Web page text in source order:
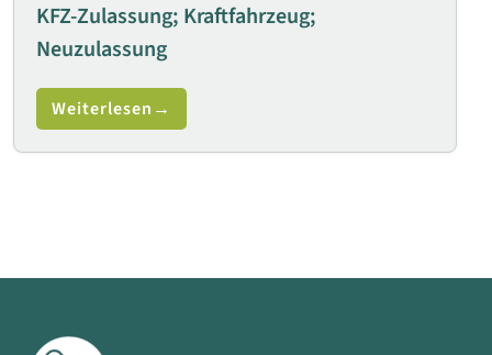
KFZ-Zulassung; Kraftfahrzeug;
Neuzulassung
Weiterlesen